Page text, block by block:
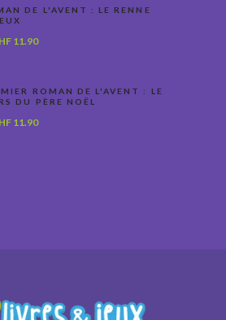
:
8.00.
est :
DE L'AVENT : LE RENNE
:
16.90.
11.90Le
est :
CHF 11.90.
ROMAN DE L'AVENT : LE
DU PÈRE NOËL
11.90Le